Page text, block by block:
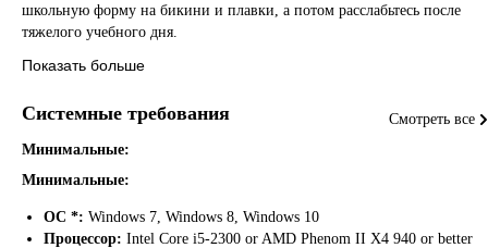
школьную форму на бикини и плавки, а потом расслабьтесь после
тяжелого учебного дня.
Показать больше
Системные требования
Смотреть все
Минимальные:
Минимальные:
ОС *: Windows 7, Windows 8, Windows 10
Процессор: Intel Core i5-2300 or AMD Phenom II X4 940 or better